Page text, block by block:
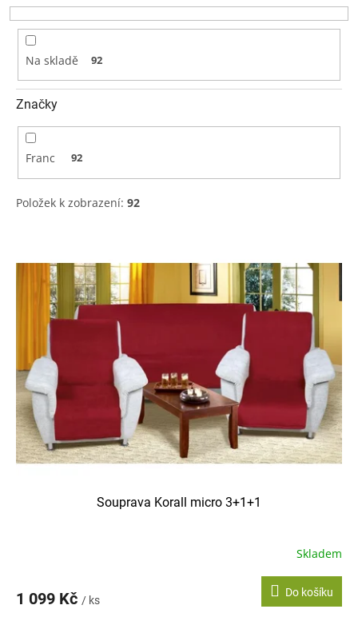
t
Na skladě 92
Značky
Franc 92
Položek k zobrazení: 92
Souprava Korall micro 3+1+1
Skladem
1 099 Kč / ks
Do košíku